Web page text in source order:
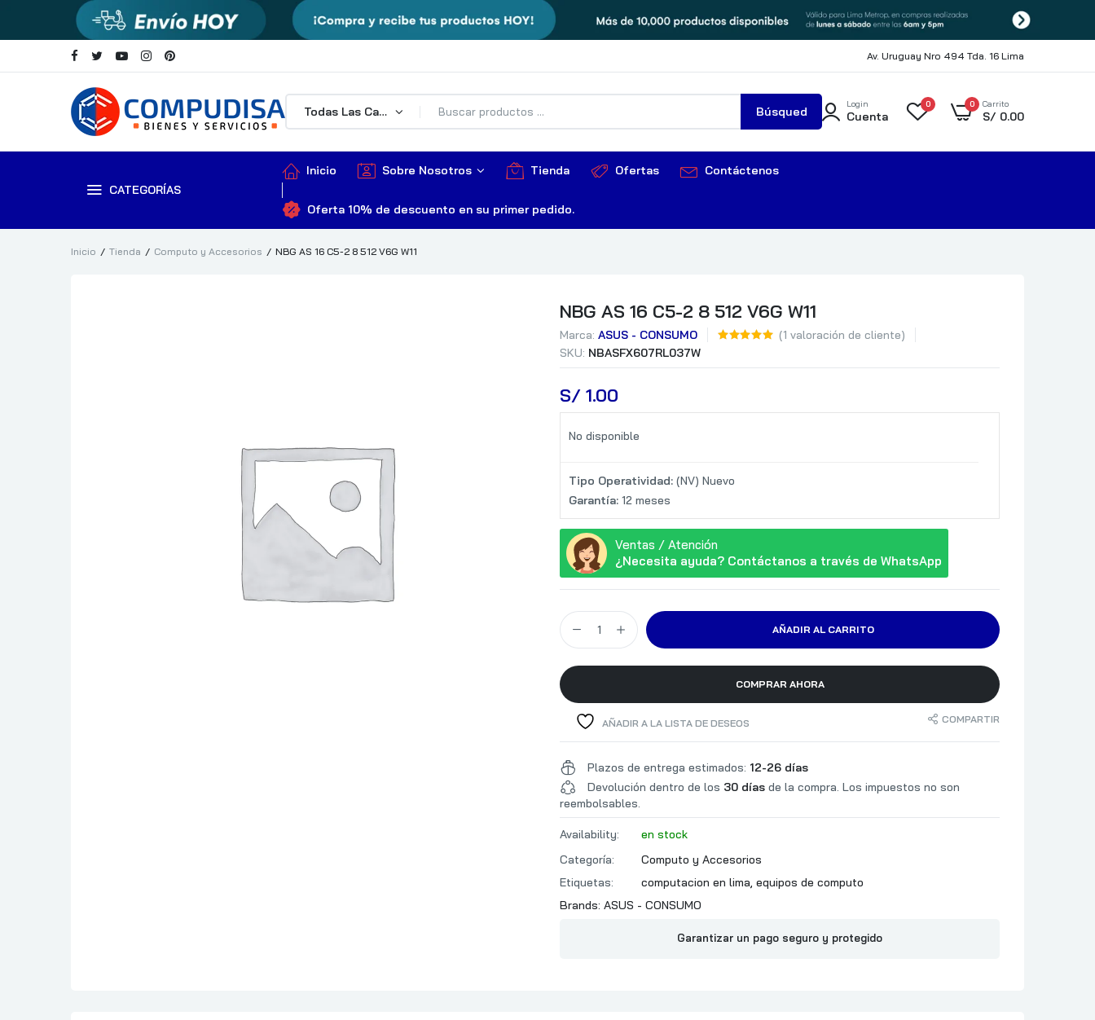
Av. Uruguay Nro 494 Tda. 16 Lima
Todas Las Categorías
Búsqued
a
Login
Cuenta
0 0 Carrito
S/ 0.00
CATEGORÍAS
Inicio Sobre Nosotros Tienda Ofertas Contáctenos
Oferta 10% de descuento en su primer pedido.
Inicio Tienda Computo y Accesorios NBG AS 16 C5-2 8 512 V6G W11
NBG AS 16 C5-2 8 512 V6G W11
Marca: ASUS - CONSUMO (1 valoración de cliente)
SKU: NBASFX607RL037W
S/ 1.00
No disponible
Tipo Operatividad: (NV) Nuevo
Garantía: 12 meses
Ventas / Atención
¿Necesita ayuda? Contáctanos a través de WhatsApp
AÑADIR AL CARRITO
COMPRAR AHORA
AÑADIR A LA LISTA DE DESEOS COMPARTIR
Plazos de entrega estimados: 12-26 días
Devolución dentro de los 30 días de la compra. Los impuestos no son
reembolsables.
Availability:
en stock
Categoría:
Computo y Accesorios
Etiquetas:
computacion en lima, equipos de computo
Brands: ASUS - CONSUMO
Garantizar un pago seguro y protegido